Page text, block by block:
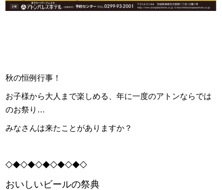
秋の恒例行事！
お子様から大人まで楽しめる、年に一度のアトンならでは
のお祭り…
みなさんは来たことがありますか？
◇◆◇◆◇◆◇◆◇◆◇
おいしいビールの祭典